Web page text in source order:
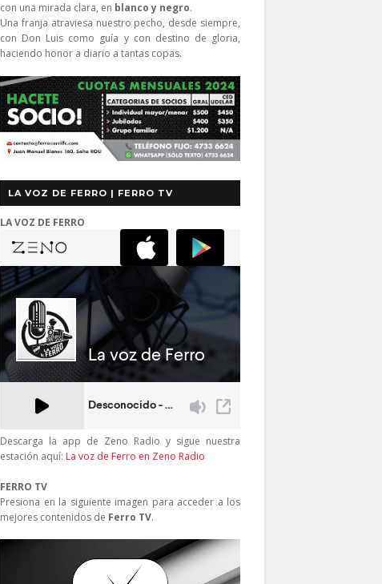
con una mirada clara, en blanco y negro.
Una franja atraviesa nuestro pecho, desde siempre,
con Don Luis como guía y con destino de gloria,
haciendo honor a diario a tantas copas.
LA VOZ DE FERRO | FERRO TV
LA VOZ DE FERRO
Descarga la app de Zeno Radio y sigue nuestra
estación aquí: La voz de Ferro en Zeno Radio
FERRO TV
Presiona en la siguiente imagen para acceder a los
mejores contenidos de Ferro TV.